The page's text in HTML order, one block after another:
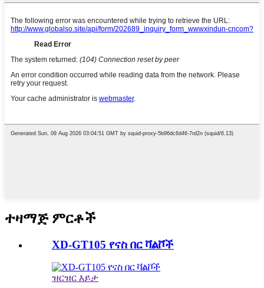
ተዛማጅ ምርቶች
XD-GT105 የናስ በር ቫልቮች
ዝርዝር እይታ